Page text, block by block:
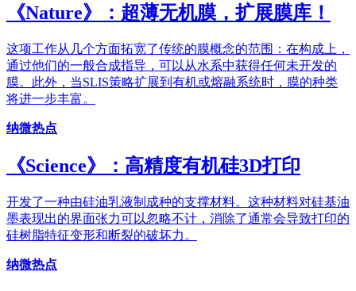
《Nature》：超薄无机膜，扩展膜库！
这项工作从几个方面拓宽了传统的膜概念的范围：在构成上，
通过他们的一般合成指导，可以从水系中获得任何未开发的
膜。此外，当SLIS策略扩展到有机或熔融系统时，膜的种类
将进一步丰富。
纳微热点
《Science》：高精度有机硅3D打印
开发了一种由硅油乳液制成种的支撑材料。这种材料对硅基油
墨表现出的界面张力可以忽略不计，消除了通常会导致打印的
硅树脂特征变形和断裂的破坏力。
纳微热点